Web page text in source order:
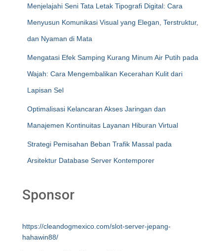
Menjelajahi Seni Tata Letak Tipografi Digital: Cara
Menyusun Komunikasi Visual yang Elegan, Terstruktur,
dan Nyaman di Mata
Mengatasi Efek Samping Kurang Minum Air Putih pada
Wajah: Cara Mengembalikan Kecerahan Kulit dari
Lapisan Sel
Optimalisasi Kelancaran Akses Jaringan dan
Manajemen Kontinuitas Layanan Hiburan Virtual
Strategi Pemisahan Beban Trafik Massal pada
Arsitektur Database Server Kontemporer
Sponsor
https://cleandogmexico.com/slot-server-jepang-
hahawin88/